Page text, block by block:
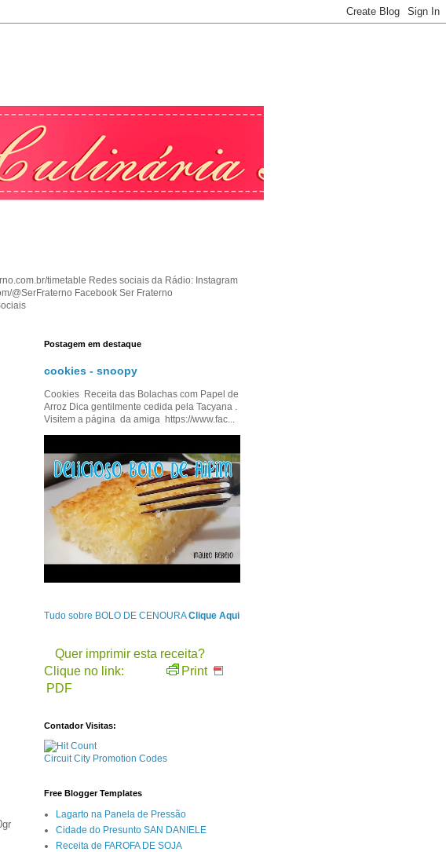
timetable Redes sociais da Rádio: Instagram
@SerFraterno Facebook Ser Fraterno
Postagem em destaque
cookies - snoopy
Cookies Receita das Bolachas com Papel de
Arroz Dica gentilmente cedida pela Tacyana .
Visitem a página da amiga https://www.fac...
Tudo sobre BOLO DE CENOURAClique Aqui
Quer imprimir esta receita?
Clique no link:
Print
PDF
Contador Visitas:
Circuit City Promotion Codes
Free Blogger Templates
Lagarto na Panela de Pressão
Cidade do Presunto SAN DANIELE
Receita de FAROFA DE SOJA